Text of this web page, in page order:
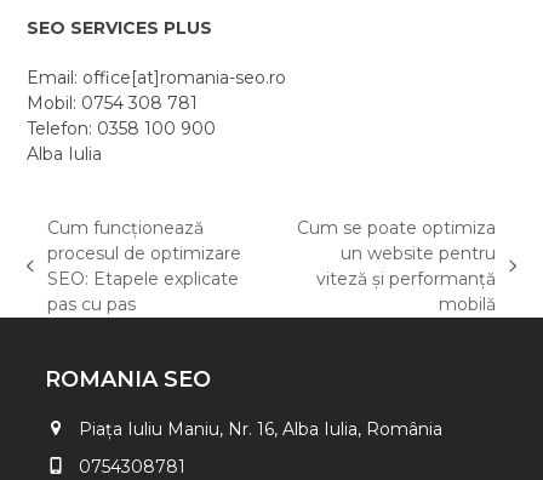
SEO SERVICES PLUS
Email: office[at]romania-seo.ro
Mobil: 0754 308 781
Telefon: 0358 100 900
Alba Iulia
previous
post:
Cum funcționează
procesul de optimizare
SEO: Etapele explicate
pas cu pas
next
Cum se poate optimiza
un website pentru
viteză și performanță
mobilă
ROMANIA SEO
Piața Iuliu Maniu, Nr. 16, Alba Iulia, România
0754308781